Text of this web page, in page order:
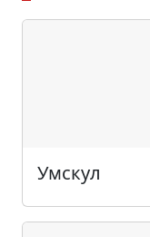
Умскул